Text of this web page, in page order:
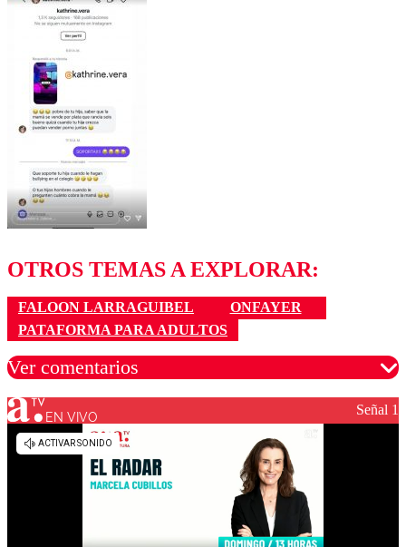
OTROS TEMAS A EXPLORAR:
FALOON LARRAGUIBEL
ONFAYER
PATAFORMA PARA ADULTOS
Ver comentarios
Los comentarios son moderados para garantizar un
diálogo respetuoso.
EN VIVO Señal 1